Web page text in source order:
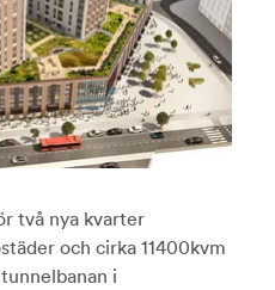
två nya kvarter
och cirka 11400kvm
i